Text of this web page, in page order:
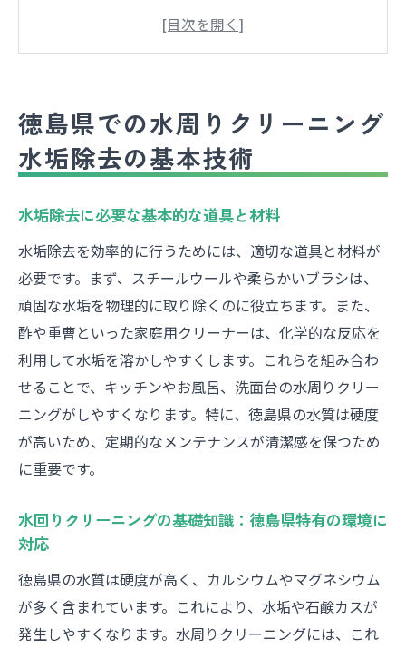
水回りクリーニングの基礎知識：徳島県特
有の環境に対応
効果的な水垢除去のタイミングとは？
水周りクリーニングプロのアプローチ
プロが教える徳島県の水アカ除去のポイン
ト
専門家が使用するクリーニングテクニック
プロの技術がもたらす水回りの美しさ
徳島県で定評のある水アカ除去サービス
プロフェッショナルならではのエコな除去
技術者が推奨するクリーニング頻度
徳島県の専門家が解説水周りクリーニングの極
徳島県の気候に適した水周りのメンテナン
専門家の視点から見る頑固な水アカの除去
効果的なクリーニング計画の立て方
専門家が選ぶ必見のクリーニングアイテム
徳島県での水周りクリーニング
水垢除去の基本技術
水垢除去に必要な基本的な道具と材料
水垢除去を効率的に行うためには、適切な道具と材料が
必要です。まず、スチールウールや柔らかいブラシは、
頑固な水垢を物理的に取り除くのに役立ちます。また、
酢や重曹といった家庭用クリーナーは、化学的な反応を
利用して水垢を溶かしやすくします。これらを組み合わ
せることで、キッチンやお風呂、洗面台の水周りクリー
ニングがしやすくなります。特に、徳島県の水質は硬度
が高いため、定期的なメンテナンスが清潔感を保つため
に重要です。
水回りクリーニングの基礎知識：徳島県特有の環境に
対応
徳島県の水質は硬度が高く、カルシウムやマグネシウム
が多く含まれています。これにより、水垢や石鹸カスが
発生しやすくなります。水周りクリーニングには、これ